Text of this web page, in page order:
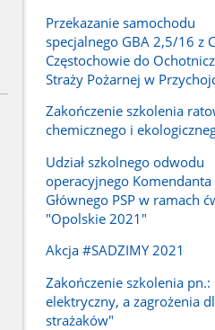
Przekazanie samochodu
specjalnego GBA 2,5/16 z
Częstochowie do
Straży Pożarnej w
Zakończenie szkolenia
chemicznego i
Udział szkolnego odwodu
operacyjnego Komendanta
Głównego PSP w ramach
"Opolskie 2021"
Akcja #SADZIMY 2021
Zakończenie szkolenia pn.:
elektryczny, a zagrożenia
strażaków"